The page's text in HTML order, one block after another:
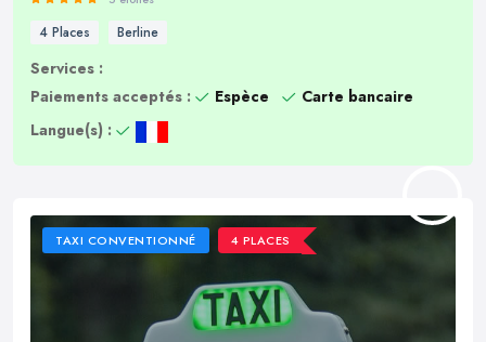
4 Places Berline
Services :
Paiements acceptés :
Espèce
Carte bancaire
Langue(s) :
TAXI CONVENTIONNÉ 4 PLACES